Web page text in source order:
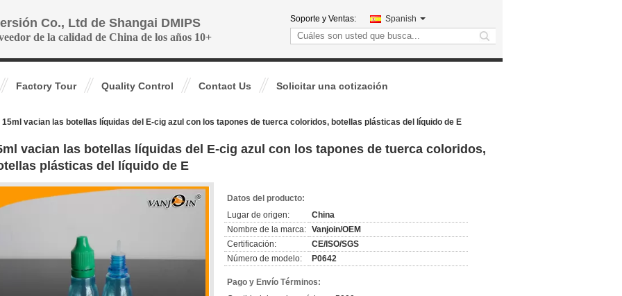
Co., Ltd de Shangai DMIPS
de la calidad de China de los años 10+
Soporte y Ventas: Spanish
search
Factory Tour Quality Control Contact Us Solicitar una cotización
15ml vacian las botellas líquidas del E-cig azul con los tapones de tuerca coloridos, botellas plásticas del líquido de E
vacian las botellas líquidas del E-cig azul con los tapones de tuerca coloridos,
plásticas del líquido de E
Datos del producto:
Lugar de origen:
China
Nombre de la marca: Vanjoin/OEM
Certificación:
CE/ISO/SGS
Número de modelo:
P0642
Pago y Envío Términos: